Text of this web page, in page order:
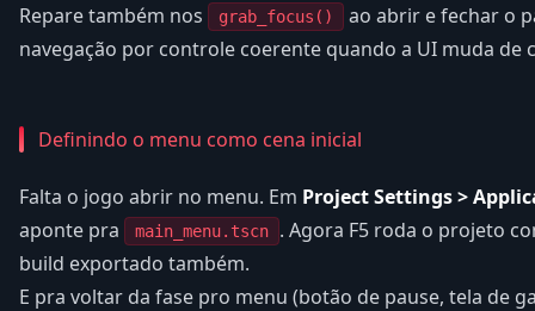
Repare também nos
grab_focus()
ao abrir e fechar o
navegação por controle coerente quando a UI muda de
Definindo o menu como cena inicial
Falta o jogo abrir no menu. Em Project Settings >
aponte pra
main_menu.tscn
. Agora F5 roda o projeto
build exportado também.
E pra voltar da fase pro menu (botão de pause, tela de